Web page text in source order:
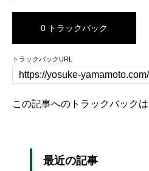
0 トラックバック
トラックバックURL
この記事へのトラックバックは
最近の記事